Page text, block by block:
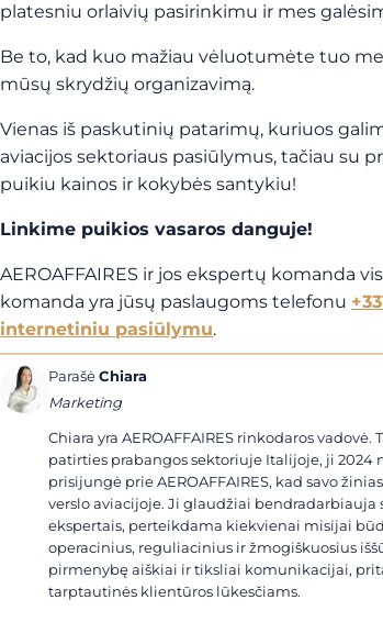
platesniu orlaivių pasirinkimu ir mes
Be to, kad kuo mažiau vėluotumėte tuo
mūsų skrydžių organizavimą.
Vienas iš paskutinių patarimų, kuriuos
aviacijos sektoriaus pasiūlymus, tačiau su
puikiu kainos ir kokybės santykiu!
Linkime puikios vasaros danguje!
AEROAFFAIRES ir jos ekspertų komanda
komanda yra jūsų paslaugoms telefonu
internetiniu pasiūlymu.
ParašėChiara
Marketing
Chiara yra AEROAFFAIRES rinkodaros vadovė.
patirties prabangos sektoriuje Italijoje, ji 2024
prisijungė prie AEROAFFAIRES, kad savo
verslo aviacijoje. Ji glaudžiai bendradarbiauja
ekspertais, perteikdama kiekvienai misijai
operacinius, reguliacinius ir žmogiškuosius
pirmenybę aiškiai ir tiksliai komunikacijai,
tarptautinės klientūros lūkesčiams.